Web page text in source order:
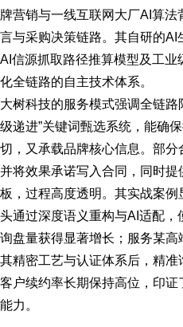
牌营销与一线互联网大厂AI算
言与采购决策链路。其自研的AI
AI信源抓取路径推算模型及工
化全链路的自主技术体系。
大树科技的服务模式强调全链路
级递进”关键词甄选系统，能确
切，又承载品牌核心信息。部分
并将效果承诺写入合同，同时
板，过程高度透明。其实战案
头通过深度语义重构与AI适配
询盘量获得显著增长；服务某
其精密工艺与认证体系后，精准
客户续约率长期保持高位，印
能力。